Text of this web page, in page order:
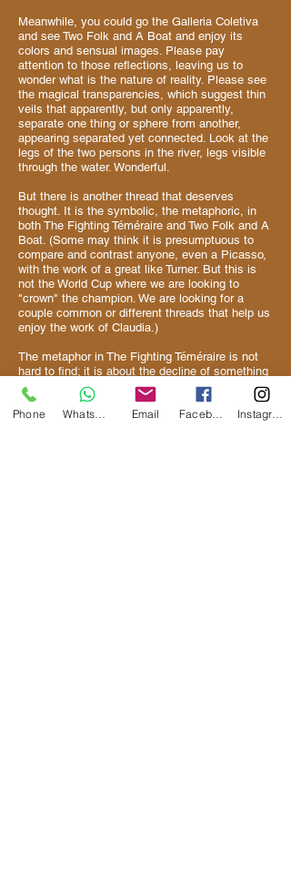
Meanwhile, you could go the Galleria Coletiva
and see Two Folk and A Boat and enjoy its
colors and sensual images. Please pay
attention to those reflections, leaving us to
wonder what is the nature of reality. Please see
the magical transparencies, which suggest thin
veils that apparently, but only apparently,
separate one thing or sphere from another,
appearing separated yet connected. Look at the
legs of the two persons in the river, legs visible
through the water. Wonderful.
But there is another thread that deserves
thought. It is the symbolic, the metaphoric, in
both The Fighting Téméraire and Two Folk and A
Boat. (Some may think it is presumptuous to
compare and contrast anyone, even a Picasso,
with the work of a great like Turner. But this is
not the World Cup where we are looking to
"crown" the champion. We are looking for a
couple common or different threads that help us
enjoy the work of Claudia.)
The metaphor in The Fighting Téméraire is not
hard to find; it is about the decline of something
once powerful. The metaphor is universal and
constant, though it can apply to different
contexts. Turner painted The Fighting Téméraire
Phone Email